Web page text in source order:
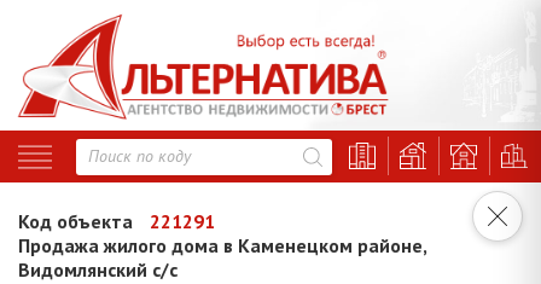
Код объекта
221291
Продажа жилого дома в Каменецком районе,
Видомлянский с/с